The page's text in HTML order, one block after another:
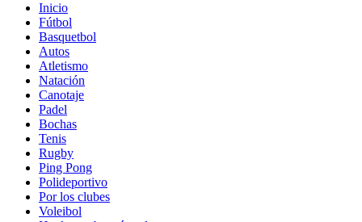
Inicio
Fútbol
Basquetbol
Autos
Atletismo
Natación
Canotaje
Padel
Bochas
Tenis
Rugby
Ping Pong
Polideportivo
Por los clubes
Voleibol